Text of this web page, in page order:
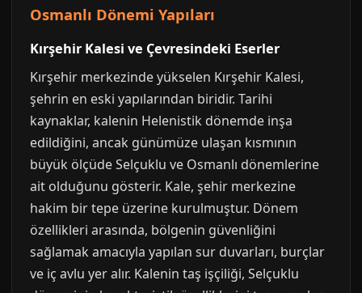
Osmanlı Dönemi Yapıları
Kırşehir Kalesi ve Çevresindeki Eserler
Kırşehir merkezinde yükselen Kırşehir Kalesi,
şehrin en eski yapılarından biridir. Tarihi
kaynaklar, kalenin Helenistik dönemde inşa
edildiğini, ancak günümüze ulaşan kısmının
büyük ölçüde Selçuklu ve Osmanlı dönemlerine
ait olduğunu gösterir. Kale, şehir merkezine
hakim bir tepe üzerine kurulmuştur. Dönem
özellikleri arasında, bölgenin güvenliğini
sağlamak amacıyla yapılan sur duvarları, burçlar
ve iç avlu yer alır. Kalenin taş işçiliği, Selçuklu